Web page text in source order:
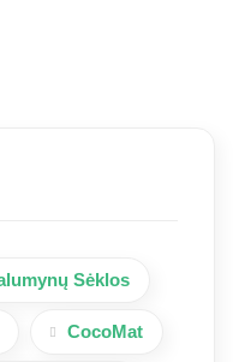
Sėklos
CocoMat